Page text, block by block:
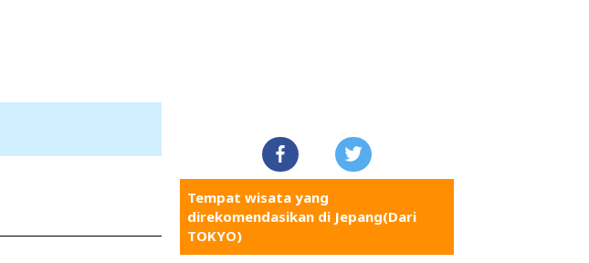
Tempat wisata yang
direkomendasikan di Jepang(Dari
TOKYO)